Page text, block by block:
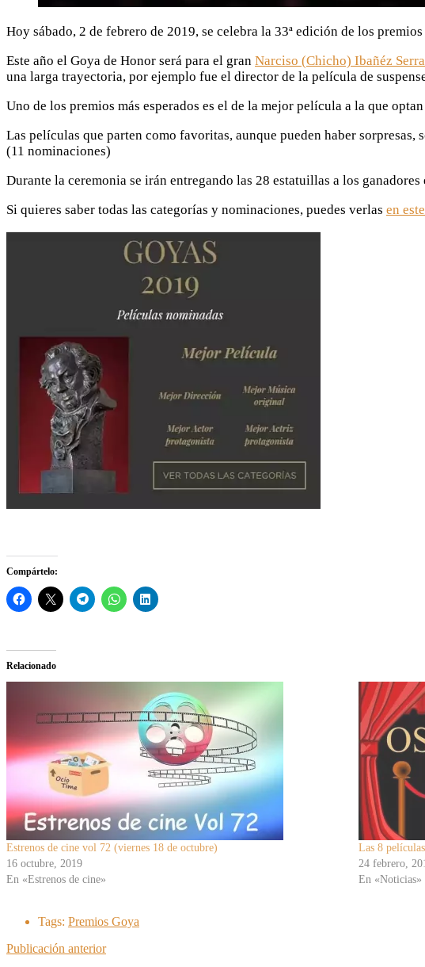
Hoy sábado, 2 de febrero de 2019, se celebra la 33ª edición de los
Este año el Goya de Honor será para el gran Narciso (Chicho) Ibañéz
una larga trayectoria, por ejemplo fue el director de la película de
Uno de los premios más esperados es el de la mejor película a la que
Las películas que parten como favoritas, aunque pueden haber
(11 nominaciones)
Durante la ceremonia se irán entregando las 28 estatuillas a los
Si quieres saber todas las categorías y nominaciones, puedes verlas en
Compártelo:
Relacionado
Estrenos de cine vol 72 (viernes 18 de octubre)
16 octubre, 2019
En «Estrenos de cine»
Las 8
24 febrero,
En «Noticias»
Tags: Premios Goya
Publicación anterior